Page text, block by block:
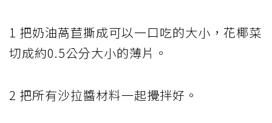
1 把奶油萵苣撕成可以一口吃的大小，花椰菜
切成約0.5公分大小的薄片。
2 把所有沙拉醬材料一起攪拌好。